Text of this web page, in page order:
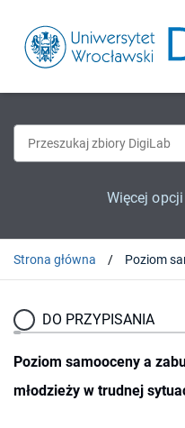
Więcej
Strona główna
DO PRZYPISANIA
Poziom samooceny a
młodzieży w trudnej